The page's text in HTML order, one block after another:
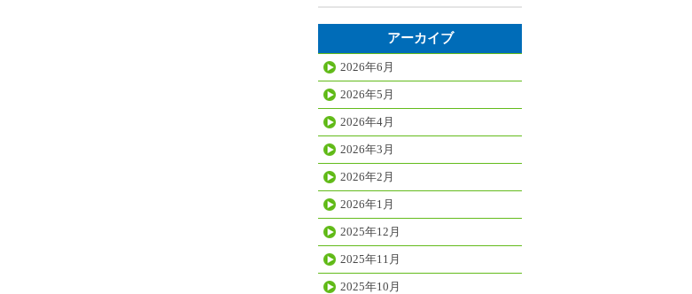
アーカイブ
2026年6月
2026年5月
2026年4月
2026年3月
2026年2月
2026年1月
2025年12月
2025年11月
2025年10月